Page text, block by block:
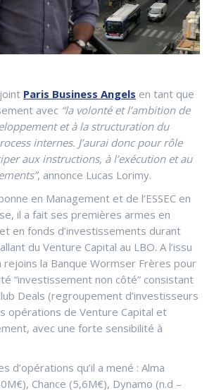
Paris Business Angels en tant que
avec “la volonté et l’ambition de
et à la structuration du
internes. J’aurai donc pour rôle
aux instructions, à l’exécution et au
, annonce Lucas Lorimy.
en Management et de l’ESSEC en
il a fait ses premières armes en
en fonds d’investissements durant
du Venture Capital au LBO. A l’issu
rejoins la Banque Wormser Frères pour
“investissement non côté” consistant
Deals (regroupement d’investisseurs
opérations de Venture Capital et
avec une forte sensibilité à
d’opérations qu’il a mené : Alma
Chance (5,6M€), Dynamo (n.d –